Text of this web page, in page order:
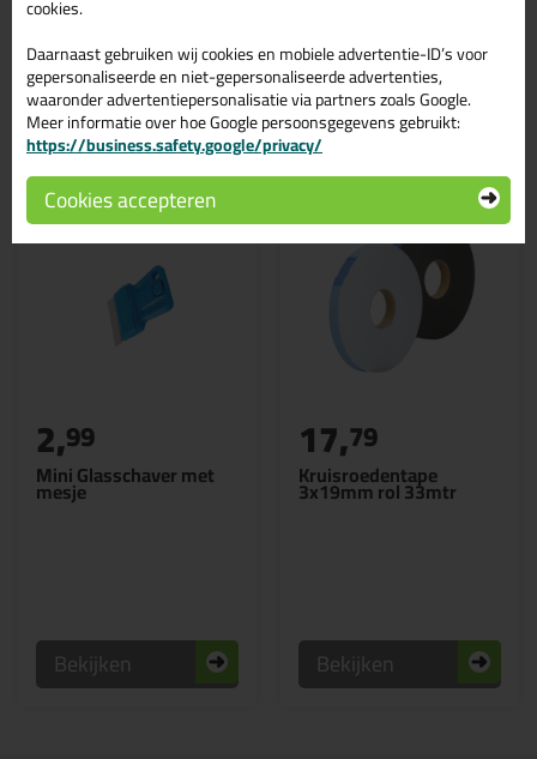
Gerelateerde producten
Mini Glasschaver met
mesje
2,99
Bekijken
Kruisroedentape
3x19mm rol 33mtr
17,79
Bekijken
cookies.
Daarnaast gebruiken wij cookies en mobiele advertentie-ID’s voor
gepersonaliseerde en niet-gepersonaliseerde advertenties,
waaronder advertentiepersonalisatie via partners zoals Google.
Meer informatie over hoe Google persoonsgegevens gebruikt:
https://business.safety.google/privacy/
Cookies accepteren